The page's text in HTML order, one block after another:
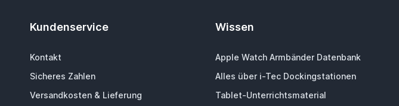
Kundenservice
Kontakt
Sicheres Zahlen
Versandkosten & Lieferung
Wissen
Apple Watch Armbänder Datenbank
Alles über i-Tec Dockingstationen
Tablet-Unterrichtsmaterial